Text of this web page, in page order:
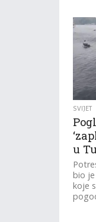
SVIJET
u
bio
koje